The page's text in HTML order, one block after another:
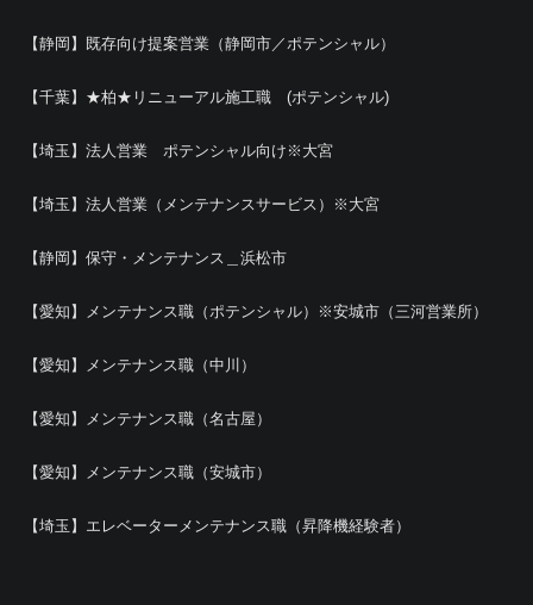
【静岡】既存向け提案営業（静岡市／ポテンシャル）
【千葉】★柏★リニューアル施工職 (ポテンシャル)
【埼玉】法人営業 ポテンシャル向け※大宮
【埼玉】法人営業（メンテナンスサービス）※大宮
【静岡】保守・メンテナンス＿浜松市
【愛知】メンテナンス職（ポテンシャル）※安城市（三河営業所）
【愛知】メンテナンス職（中川）
【愛知】メンテナンス職（名古屋）
【愛知】メンテナンス職（安城市）
【埼玉】エレベーターメンテナンス職（昇降機経験者）